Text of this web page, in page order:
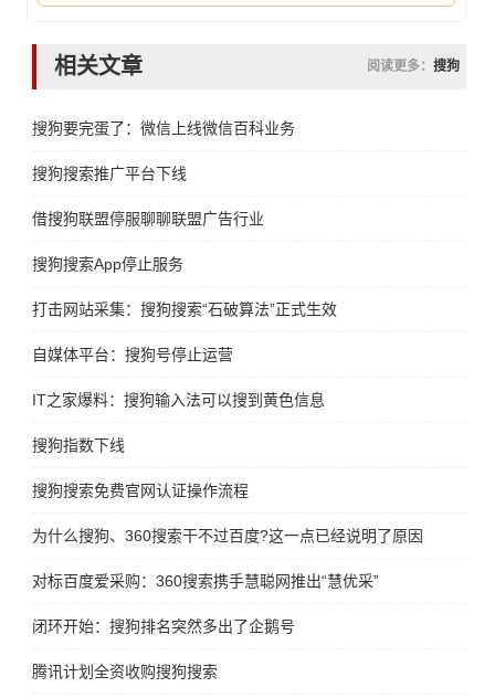
相关文章 阅读更多： 搜狗
搜狗要完蛋了：微信上线微信百科业务
搜狗搜索推广平台下线
借搜狗联盟停服聊聊联盟广告行业
搜狗搜索App停止服务
打击网站采集：搜狗搜索“石破算法”正式生效
自媒体平台：搜狗号停止运营
IT之家爆料：搜狗输入法可以搜到黄色信息
搜狗指数下线
搜狗搜索免费官网认证操作流程
为什么搜狗、360搜索干不过百度?这一点已经说明了原因
对标百度爱采购：360搜索携手慧聪网推出“慧优采”
闭环开始：搜狗排名突然多出了企鹅号
腾讯计划全资收购搜狗搜索